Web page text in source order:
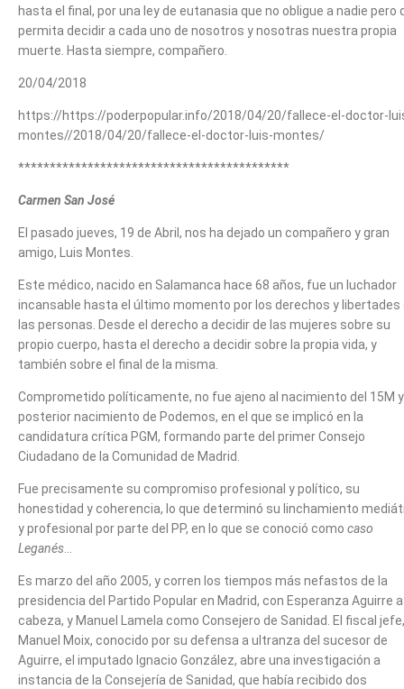
hasta el final, por una ley de eutanasia que no obligue a nadie pero
permita decidir a cada uno de nosotros y nosotras nuestra propia
muerte. Hasta siempre, compañero.
20/04/2018
https://https://poderpopular.info/2018/04/20/fallece-el-doctor-
montes//2018/04/20/fallece-el-doctor-luis-montes/
*******************************************
Carmen San José
El pasado jueves, 19 de Abril, nos ha dejado un compañero y gran
amigo, Luis Montes.
Este médico, nacido en Salamanca hace 68 años, fue un luchador
incansable hasta el último momento por los derechos y libertades
las personas. Desde el derecho a decidir de las mujeres sobre su
propio cuerpo, hasta el derecho a decidir sobre la propia vida, y
también sobre el final de la misma.
Comprometido políticamente, no fue ajeno al nacimiento del 15M
posterior nacimiento de Podemos, en el que se implicó en la
candidatura crítica PGM, formando parte del primer Consejo
Ciudadano de la Comunidad de Madrid.
Fue precisamente su compromiso profesional y político, su
honestidad y coherencia, lo que determinó su linchamiento
y profesional por parte del PP, en lo que se conoció como caso
Leganés…
Es marzo del año 2005, y corren los tiempos más nefastos de la
presidencia del Partido Popular en Madrid, con Esperanza Aguirre
cabeza, y Manuel Lamela como Consejero de Sanidad. El fiscal jefe,
Manuel Moix, conocido por su defensa a ultranza del sucesor de
Aguirre, el imputado Ignacio González, abre una investigación a
instancia de la Consejería de Sanidad, que había recibido dos